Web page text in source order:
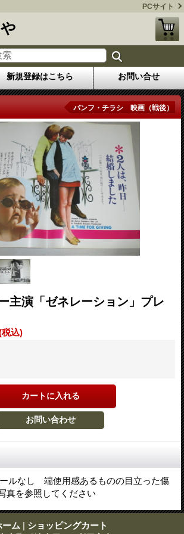
PCサイト
新規登録はこちら お問い合せ
パンフ・チラシ 映画（戦後）
主演「ゼネレーション」プレ
税込)
ルなし 端使用感あるものの目立った傷
を参照してください
ーム | ショッピングカート